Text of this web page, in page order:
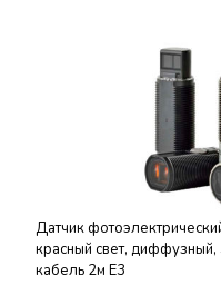
Датчик
красный свет, диффузный,
кабель 2м E3